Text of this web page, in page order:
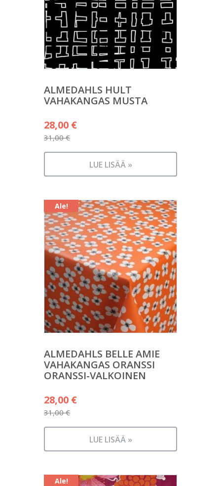
ALMEDAHLS HULT
VAHAKANGAS MUSTA
31,00€
Alkuperäinen
hinta
oli:
28,00 €
Nykyinen
on:
LUE LISÄÄ »
Ale!
ALMEDAHLS BELLE AMIE
VAHAKANGAS ORANSSI
ORANSSI-VALKOINEN
31,00€
Alkuperäinen
hinta
oli:
28,00 €
Nykyinen
on:
LUE LISÄÄ »
Ale!